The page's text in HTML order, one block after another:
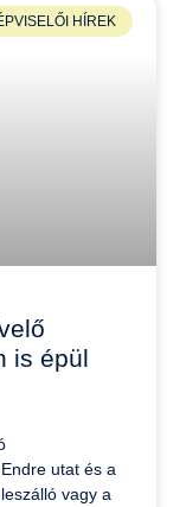
HÍREK
is épül
utat és a
vagy a